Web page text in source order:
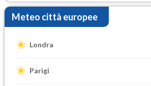
Meteo città europee
Londra
Parigi